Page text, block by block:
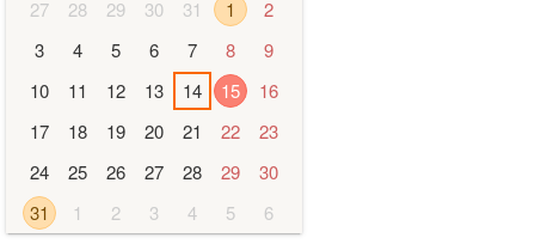
27
28 29 30 31 1
2
3
4 5 6 7 8
9
10
11 12 13 14 15
16
17
18 19 20 21 22
23
24
25 26 27 28 29
30
31
1 2 3 4 5 6